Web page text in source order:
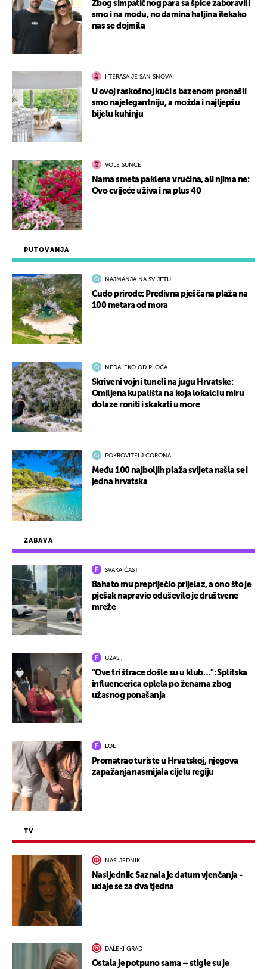
ZABAVA
SVAKA ČAST
Bahato mu prepriječio prijelaz, a ono što je
pješak napravio oduševilo je društvene
mreže
UŽAS…
"Ove tri štrace došle su u klub…": Splitska
influencerica oplela po ženama zbog
užasnog ponašanja
LOL
Promatrao turiste u Hrvatskoj, njegova
zapažanja nasmijala cijelu regiju
TV
NASLJEDNIK
Nasljednik: Saznala je datum vjenčanja -
udaje se za dva tjedna
DALEKI GRAD
Ostala je potpuno sama – stigle su je
PUTOVANJA
NAJMANJA NA SVIJETU
Čudo prirode: Predivna pješčana plaža na
100 metara od mora
NEDALEKO OD PLOČA
Skriveni vojni tuneli na jugu Hrvatske:
Omiljena kupališta na koja lokalci u miru
dolaze roniti i skakati u more
POKROVITELJ CORONA
Među 100 najboljih plaža svijeta našla se i
jedna hrvatska
Zbog simpatičnog para sa špice zaboravili
smo i na modu, no damina haljina itekako
nas se dojmila
I TERASA JE SAN SNOVA!
U ovoj raskošnoj kući s bazenom pronašli
smo najelegantniju, a možda i najljepšu
bijelu kuhinju
VOLE SUNCE
Nama smeta paklena vrućina, ali njima ne:
Ovo cvijeće uživa i na plus 40